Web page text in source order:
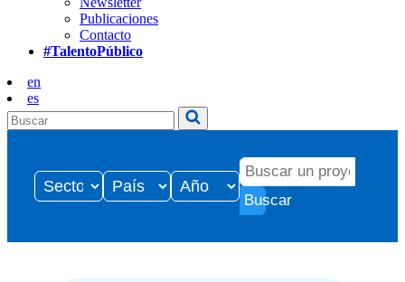
Publicaciones
Contacto
#TalentoPúblico
en
es
Buscar